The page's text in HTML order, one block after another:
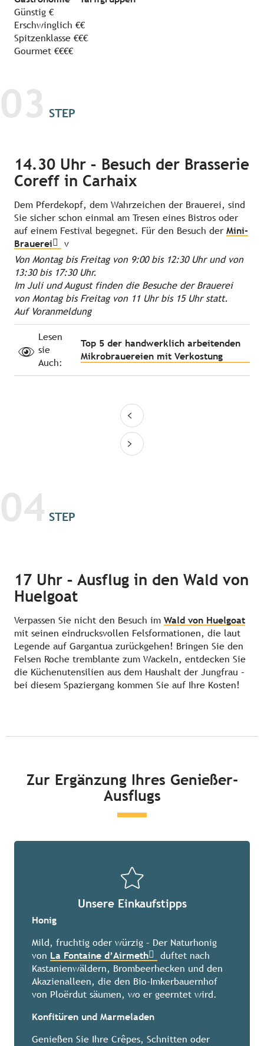
Günstig €
Erschwinglich €€
Spitzenklasse €€€
Gourmet €€€€
03 STEP
14.30 Uhr – Besuch der Brasserie
Coreff in Carhaix
Dem Pferdekopf, dem Wahrzeichen der Brauerei, sind
Sie sicher schon einmal am Tresen eines Bistros oder
auf einem Festival begegnet. Für den Besuch der Mini-
Brauerei
v
Von Montag bis Freitag von 9:00 bis 12:30 Uhr und von
13:30 bis 17:30 Uhr.
Im Juli und August finden die Besuche der Brauerei
von Montag bis Freitag von 11 Uhr bis 15 Uhr statt.
Auf Voranmeldung
Lesen
sie
Auch:
Top 5 der handwerklich arbeitenden
Mikrobrauereien mit Verkostung
04 STEP
17 Uhr – Ausflug in den Wald von
Huelgoat
Verpassen Sie nicht den Besuch im Wald von Huelgoat
mit seinen eindrucksvollen Felsformationen, die laut
Legende auf Gargantua zurückgehen! Bringen Sie den
Felsen Roche tremblante zum Wackeln, entdecken Sie
die Küchenutensilien aus dem Haushalt der Jungfrau –
bei diesem Spaziergang kommen Sie auf Ihre Kosten!
Zur Ergänzung Ihres Genießer-
Ausflugs
Unsere Einkaufstipps
Honig
Mild, fruchtig oder würzig – Der Naturhonig
von La Fontaine d’Airmeth
duftet nach
Kastanienwäldern, Brombeerhecken und den
Akazienalleen, die den Bio-Imkerbauernhof
von Ploërdut säumen, wo er geerntet wird.
Konfitüren und Marmeladen
Genießen Sie Ihre Crêpes, Schnitten oder